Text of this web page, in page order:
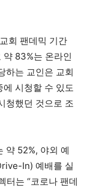
회 팬데믹 기간
83%는 온라인
하는 교인은 교회
시청할 수 있도
청했던 것으로 조
약 52%, 야외 예
In) 예배를 실
터는 “코로나 팬데